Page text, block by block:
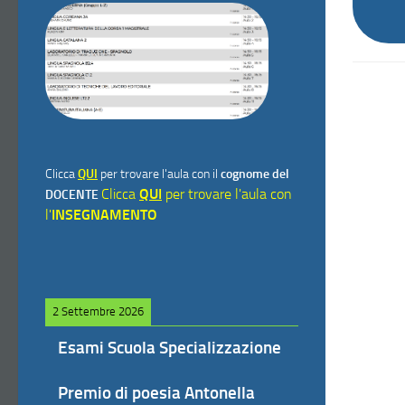
CliccaQUI per trovare l'aula con il cognome del
DOCENTE Clicca QUI per trovare l'aula con
l'INSEGNAMENTO
2 Settembre 2026
Esami Scuola Specializzazione
Premio di poesia Antonella